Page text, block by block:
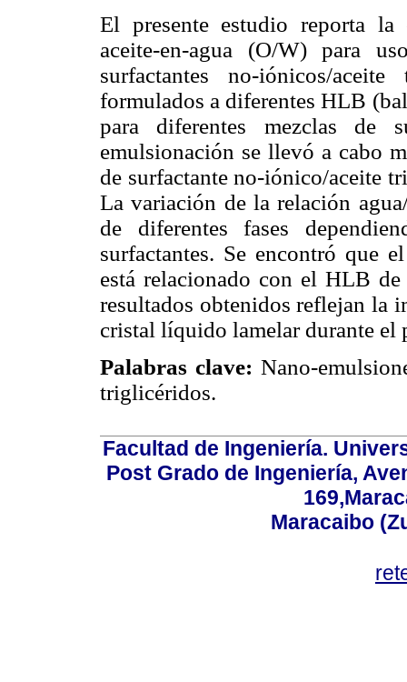
El presente estudio reporta
aceite-en-agua (O/W) para
surfactantes no-iónicos/
formulados a diferentes HLB
para diferentes mezclas de
emulsionación se llevó a cabo
de surfactante no-iónico/aceite
La variación de la relación
de diferentes fases
surfactantes. Se encontró que
está relacionado con el HLB
resultados obtenidos reflejan la
cristal líquido lamelar durante el
Palabras clave: Nano-
triglicéridos.
Facultad de Ingeniería.
Post Grado de Ingeniería,
Maracaibo